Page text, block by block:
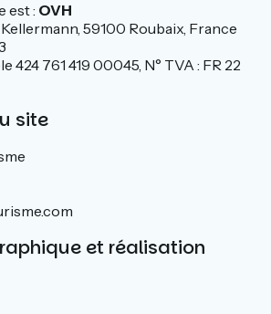
est : OVH
Kellermann, 59100 Roubaix, France
424 761 419 00045, N° TVA : FR 22
site
et réalisation